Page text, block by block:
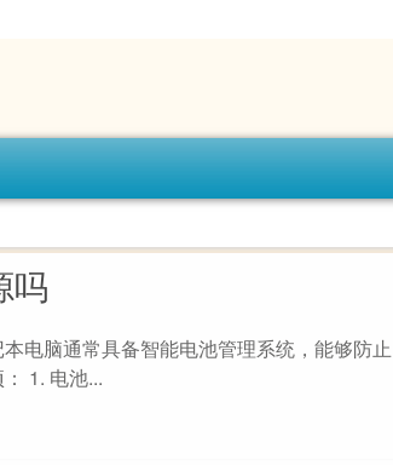
吗
电脑通常具备智能电池管理系统，能够防止
1. 电池...